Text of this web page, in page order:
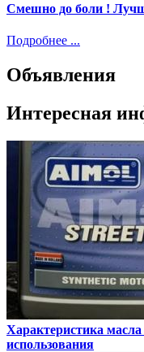
Смешно до боли !
Подробнее ...
Объявления
Интересная
Характеристика
использования